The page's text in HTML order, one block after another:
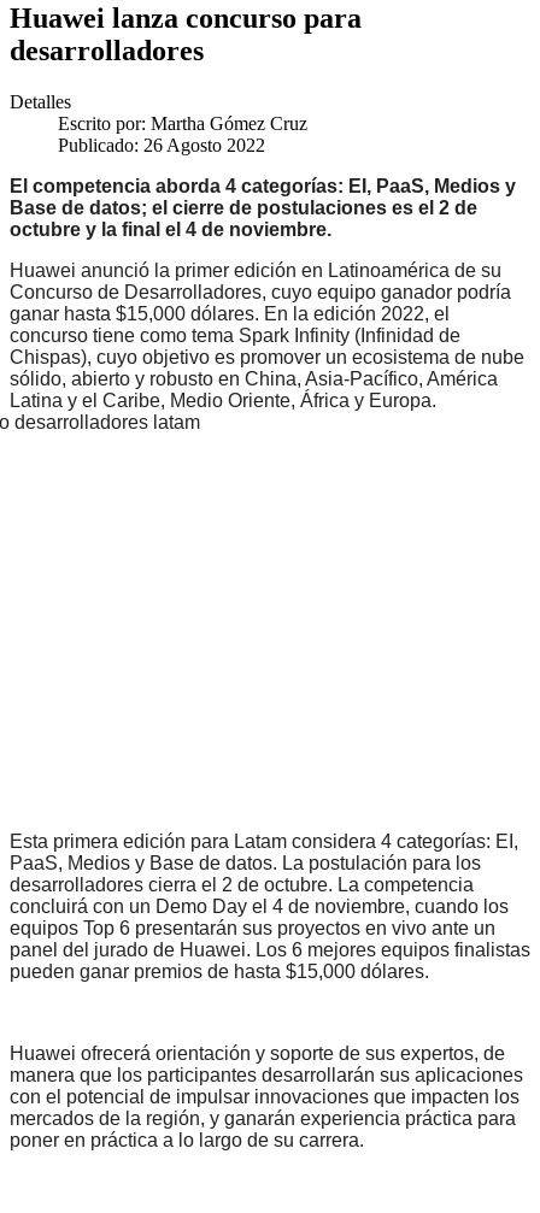
Huawei lanza concurso para
desarrolladores
Detalles
Escrito por: Martha Gómez Cruz
Publicado: 26 Agosto 2022
El competencia aborda 4 categorías: EI, PaaS, Medios y
Base de datos; el cierre de postulaciones es el 2 de
octubre y la final el 4 de noviembre.
Huawei anunció la primer edición en Latinoamérica de su
Concurso de Desarrolladores, cuyo equipo ganador podría
ganar hasta $15,000 dólares. En la edición 2022, el
concurso tiene como tema Spark Infinity (Infinidad de
Chispas), cuyo objetivo es promover un ecosistema de nube
sólido, abierto y robusto en China, Asia-Pacífico, América
Latina y el Caribe, Medio Oriente, África y Europa.
Esta primera edición para Latam considera 4 categorías: EI,
PaaS, Medios y Base de datos. La postulación para los
desarrolladores cierra el 2 de octubre. La competencia
concluirá con un Demo Day el 4 de noviembre, cuando los
equipos Top 6 presentarán sus proyectos en vivo ante un
panel del jurado de Huawei. Los 6 mejores equipos finalistas
pueden ganar premios de hasta $15,000 dólares.
Huawei ofrecerá orientación y soporte de sus expertos, de
manera que los participantes desarrollarán sus aplicaciones
con el potencial de impulsar innovaciones que impacten los
mercados de la región, y ganarán experiencia práctica para
poner en práctica a lo largo de su carrera.